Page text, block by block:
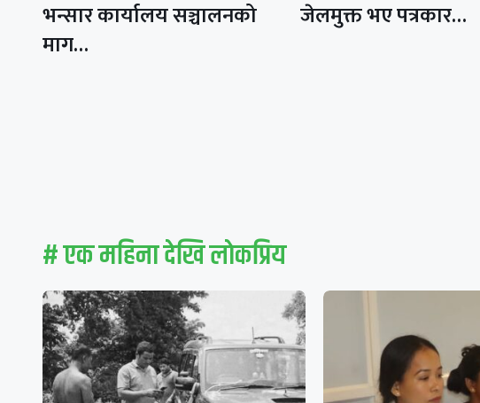
भन्सार कार्यालय सञ्चालनको
माग…
जेलमुक्त भए पत्रकार…
# एक महिना देखि लाेकप्रिय